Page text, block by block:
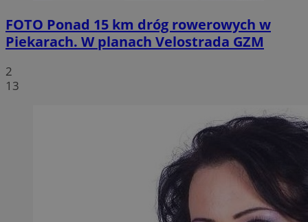
FOTO Ponad 15 km dróg rowerowych w
Piekarach. W planach Velostrada GZM
2
13